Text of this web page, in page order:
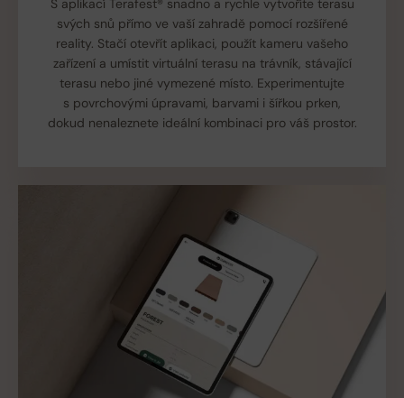
S aplikací Terafest® snadno a rychle vytvoříte terasu
svých snů přímo ve vaší zahradě pomocí rozšířené
reality. Stačí otevřít aplikaci, použít kameru vašeho
zařízení a umístit virtuální terasu na trávník, stávající
terasu nebo jiné vymezené místo. Experimentujte
s povrchovými úpravami, barvami i šířkou prken,
dokud nenaleznete ideální kombinaci pro váš prostor.